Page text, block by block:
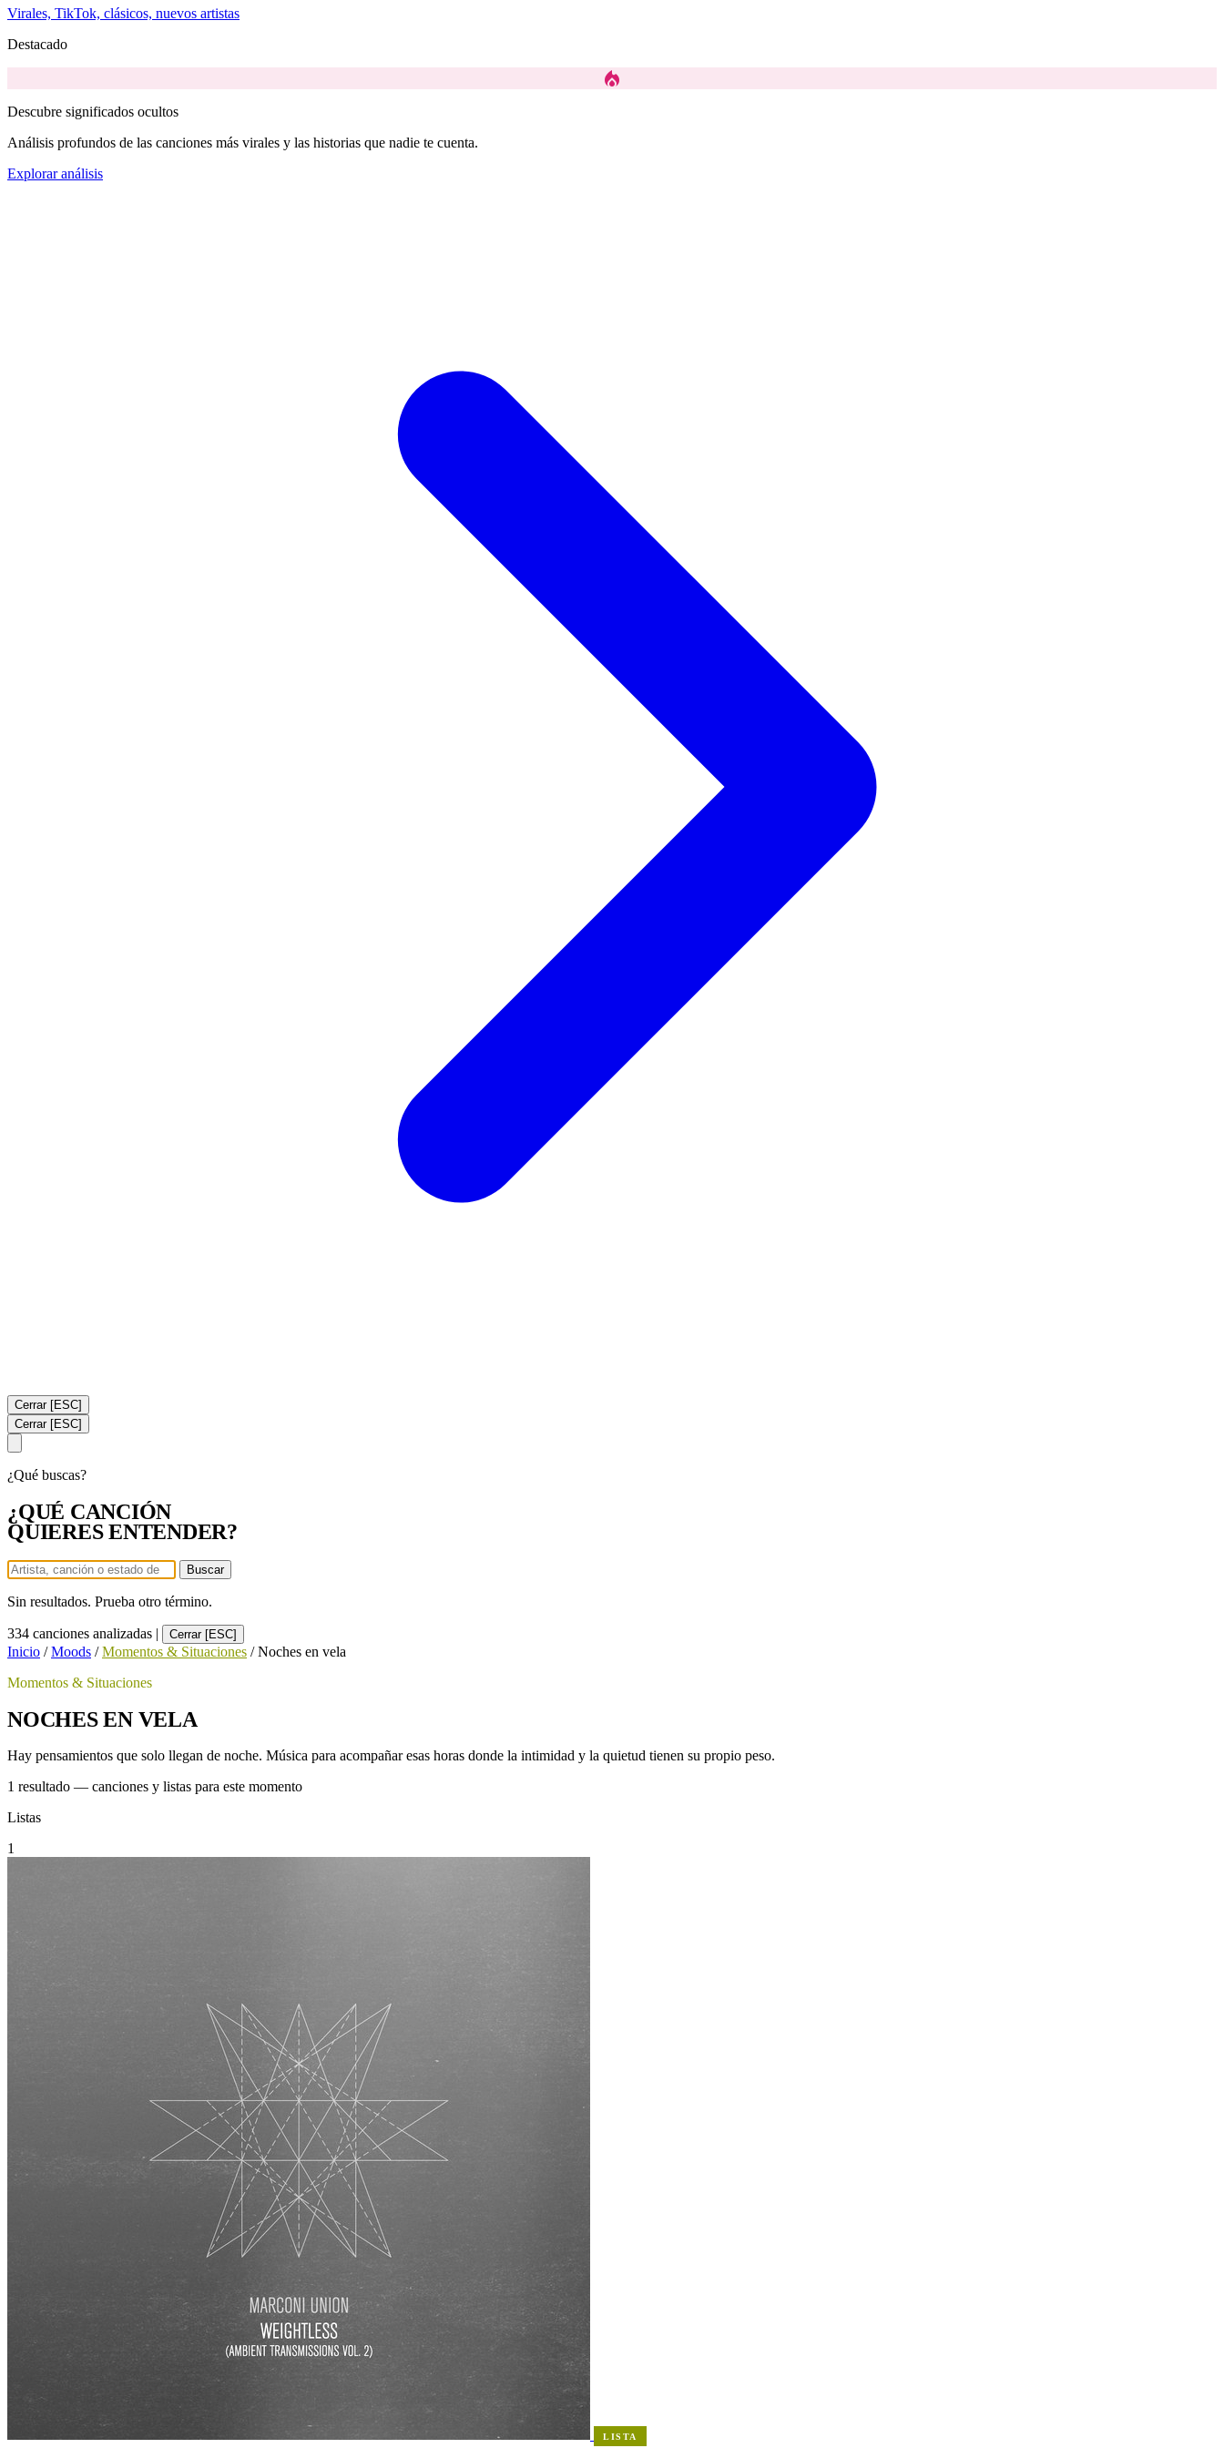
Virales, TikTok, clásicos, nuevos artistas
Destacado
local_fire_department
Descubre significados ocultos
Análisis profundos de las canciones más virales y las historias que nadie te cuenta.
Explorar análisis
Cerrar [ESC]
Cerrar [ESC]
¿Qué buscas?
¿QUÉ CANCIÓN
QUIERES ENTENDER?
Buscar
Sin resultados. Prueba otro término.
334 canciones analizadas | Cerrar [ESC]
Inicio / Moods / Momentos & Situaciones / Noches en vela
Momentos & Situaciones
NOCHES EN VELA
Hay pensamientos que solo llegan de noche. Música para acompañar esas horas donde la intimidad y la quietud tienen su propio peso.
1 resultado — canciones y listas para este momento
Listas
1
LISTA